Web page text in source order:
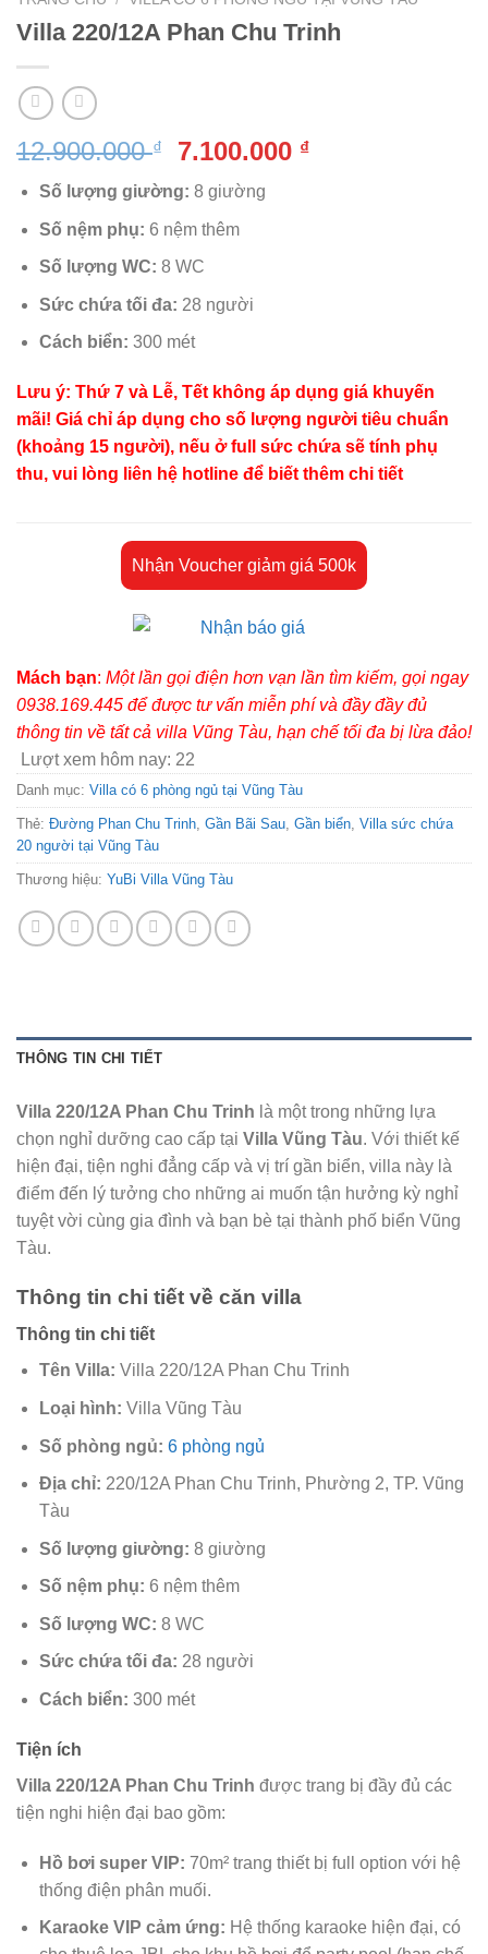
Villa 220/12A Phan Chu Trinh
12.900.000₫
Giá
là:
12.900.000 ₫.
7.100.000 ₫Giá
Số lượng giường: 8 giường
Số nệm phụ: 6 nệm thêm
Số lượng WC: 8 WC
Sức chứa tối đa: 28 người
Cách biển: 300 mét
Lưu ý: Thứ 7 và Lễ, Tết không áp dụng giá khuyến
mãi! Giá chỉ áp dụng cho số lượng người tiêu chuẩn
(khoảng 15 người), nếu ở full sức chứa sẽ tính phụ
thu, vui lòng liên hệ hotline để biết thêm chi tiết
Nhận Voucher giảm giá 500k
Mách bạn: Một lần gọi điện hơn vạn lần tìm kiếm, gọi ngay
0938.169.445 để được tư vấn miễn phí và đầy đầy đủ
thông tin về tất cả villa Vũng Tàu, hạn chế tối đa bị lừa đảo!
Lượt xem hôm nay: 22
Danh mục: Villa có 6 phòng ngủ tại Vũng Tàu
Thẻ: Đường Phan Chu Trinh Gần Bãi Sau Gần biển Villa sức chứa
20 người tại Vũng Tàu
Thương hiệu: YuBi Villa Vũng Tàu
THÔNG TIN CHI TIẾT
Villa 220/12A Phan Chu Trinh là một trong những lựa
chọn nghỉ dưỡng cao cấp tại Villa Vũng Tàu. Với thiết kế
hiện đại, tiện nghi đẳng cấp và vị trí gần biển, villa này là
điểm đến lý tưởng cho những ai muốn tận hưởng kỳ nghỉ
tuyệt vời cùng gia đình và bạn bè tại thành phố biển Vũng
Tàu.
Thông tin chi tiết về căn villa
Thông tin chi tiết
Tên Villa: Villa 220/12A Phan Chu Trinh
Loại hình: Villa Vũng Tàu
Số phòng ngủ: 6 phòng ngủ
Địa chỉ: 220/12A Phan Chu Trinh, Phường 2, TP. Vũng
Tàu
Số lượng giường: 8 giường
Số nệm phụ: 6 nệm thêm
Số lượng WC: 8 WC
Sức chứa tối đa: 28 người
Cách biển: 300 mét
Tiện ích
Villa 220/12A Phan Chu Trinh được trang bị đầy đủ các
tiện nghi hiện đại bao gồm:
Hồ bơi super VIP: 70m² trang thiết bị full option với hệ
thống điện phân muối.
Karaoke VIP cảm ứng: Hệ thống karaoke hiện đại, có